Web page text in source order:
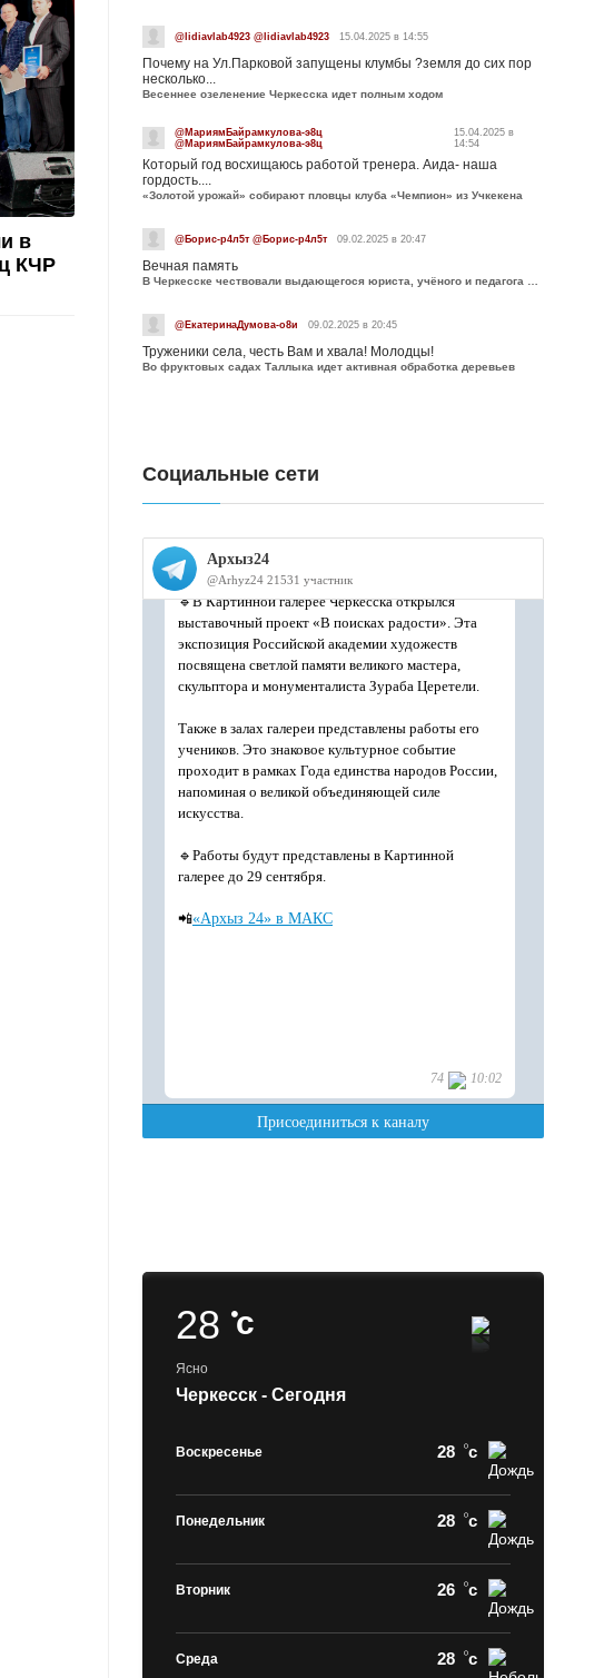
в
КЧР
@lidiavlab4923 @lidiavlab4923 15.04.2025 в 14:55
Почему на Ул.Парковой запущены клумбы ?земля до сих пор
несколько...
Весеннее озеленение Черкесска идет полным ходом
@МариямБайрамкулова-э8ц
@МариямБайрамкулова-э8ц
15.04.2025 в
14:54
Который год восхищаюсь работой тренера. Аида- наша
гордость....
«Золотой урожай» собирают пловцы клуба «Чемпион» из Учкекена
@Борис-р4л5т @Борис-р4л5т 09.02.2025 в 20:47
Вечная память
@ЕкатеринаДумова-о8и 09.02.2025 в 20:45
Труженики села, честь Вам и хвала! Молодцы!
Во фруктовых садах Таллыка идет активная обработка деревьев
Социальные сети
28c
Ясно
Черкесск - Сегодня
Воскресенье 28 c
Понедельник 28 c
Вторник 26 c
Среда 28 c